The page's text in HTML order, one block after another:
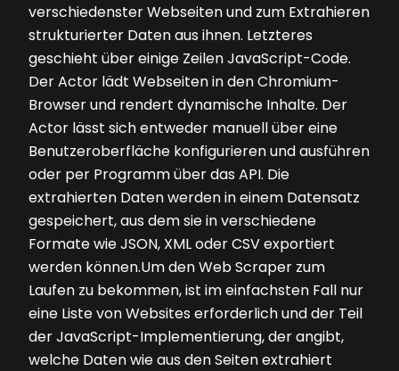
verschiedenster Webseiten und zum Extrahieren
strukturierter Daten aus ihnen. Letzteres
geschieht über einige Zeilen JavaScript-Code.
Der Actor lädt Webseiten in den Chro­mium-
Browser und rendert dynamische Inhalte. Der
Actor lässt sich entweder manuell über eine
Benutzeroberfläche konfigurieren und ausführen
oder per Programm über das API. Die
extrahierten Daten werden in einem Datensatz
gespeichert, aus dem sie in verschiedene
Formate wie JSON, XML oder CSV exportiert
werden können.Um den Web Scraper zum
Laufen zu bekommen, ist im einfachsten Fall nur
eine Liste von Websites erforderlich und der Teil
der JavaScript-Implementierung, der angibt,
welche Daten wie aus den Seiten extrahiert